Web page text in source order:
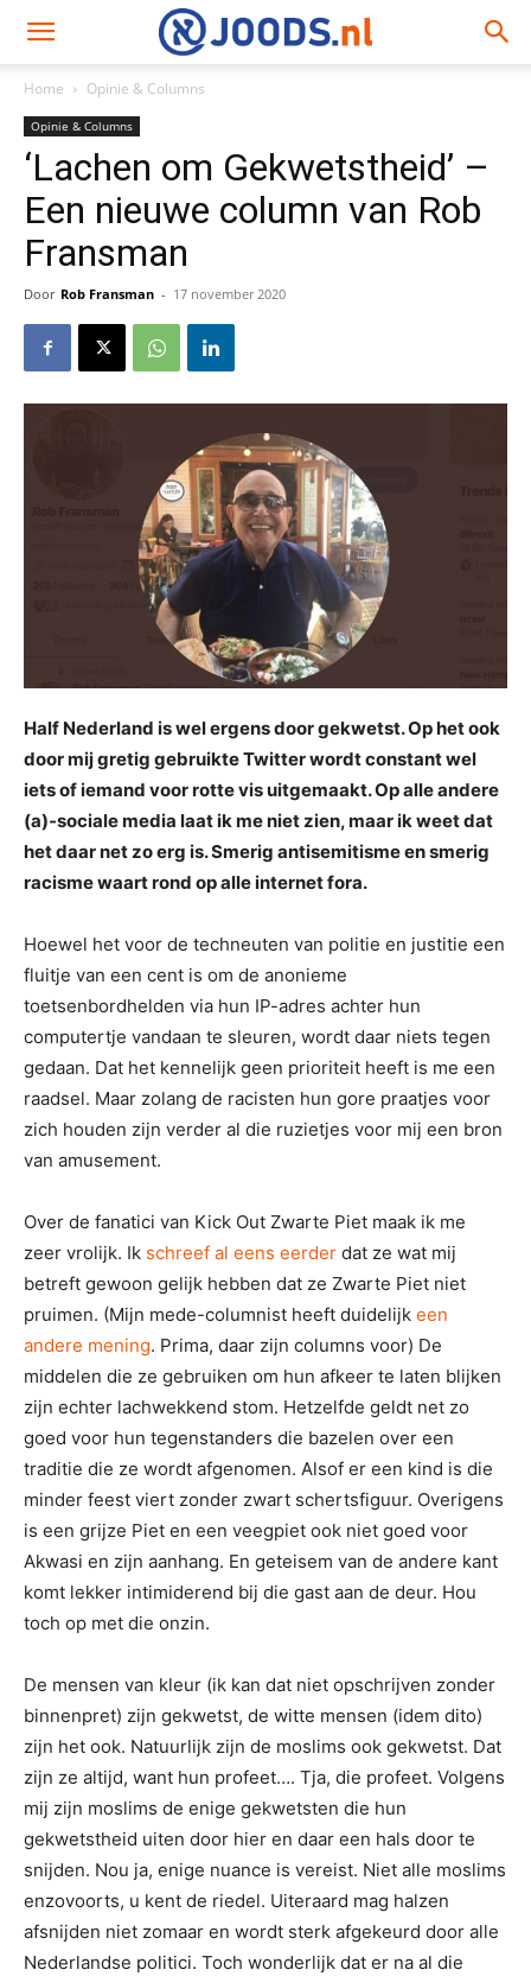
Home Opinie & Columns
Opinie & Columns
‘Lachen om Gekwetstheid’ –
Een nieuwe column van Rob
Fransman
Door Rob Fransman - 17 november 2020
Half Nederland is wel ergens door gekwetst. Op het ook
door mij gretig gebruikte Twitter wordt constant wel
iets of iemand voor rotte vis uitgemaakt. Op alle andere
(a)-sociale media laat ik me niet zien, maar ik weet dat
het daar net zo erg is. Smerig antisemitisme en smerig
racisme waart rond op alle internet fora.
Hoewel het voor de techneuten van politie en justitie een
fluitje van een cent is om de anonieme
toetsenbordhelden via hun IP-adres achter hun
computertje vandaan te sleuren, wordt daar niets tegen
gedaan. Dat het kennelijk geen prioriteit heeft is me een
raadsel. Maar zolang de racisten hun gore praatjes voor
zich houden zijn verder al die ruzietjes voor mij een bron
van amusement.
Over de fanatici van Kick Out Zwarte Piet maak ik me
zeer vrolijk. Ik schreef al eens eerder dat ze wat mij
betreft gewoon gelijk hebben dat ze Zwarte Piet niet
pruimen. (Mijn mede-columnist heeft duidelijk een
andere mening. Prima, daar zijn columns voor) De
middelen die ze gebruiken om hun afkeer te laten blijken
zijn echter lachwekkend stom. Hetzelfde geldt net zo
goed voor hun tegenstanders die bazelen over een
traditie die ze wordt afgenomen. Alsof er een kind is die
minder feest viert zonder zwart schertsfiguur. Overigens
is een grijze Piet en een veegpiet ook niet goed voor
Akwasi en zijn aanhang. En geteisem van de andere kant
komt lekker intimiderend bij die gast aan de deur. Hou
toch op met die onzin.
De mensen van kleur (ik kan dat niet opschrijven zonder
binnenpret) zijn gekwetst, de witte mensen (idem dito)
zijn het ook. Natuurlijk zijn de moslims ook gekwetst. Dat
zijn ze altijd, want hun profeet…. Tja, die profeet. Volgens
mij zijn moslims de enige gekwetsten die hun
gekwetstheid uiten door hier en daar een hals door te
snijden. Nou ja, enige nuance is vereist. Niet alle moslims
enzovoorts, u kent de riedel. Uiteraard mag halzen
afsnijden niet zomaar en wordt sterk afgekeurd door alle
Nederlandse politici. Toch wonderlijk dat er na al die